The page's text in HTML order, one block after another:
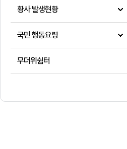
황사 발생현황
국민 행동요령
무더위쉼터